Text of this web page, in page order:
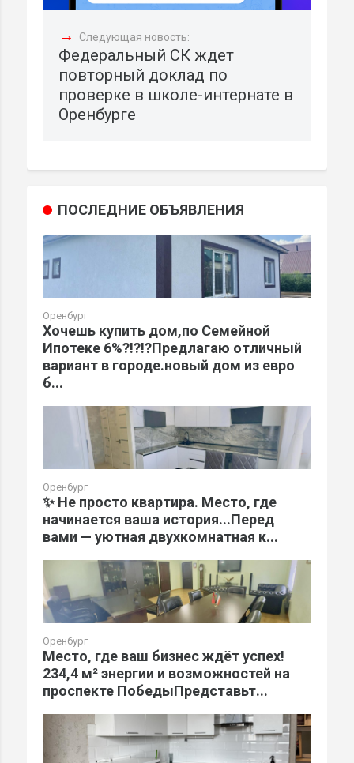
→ Следующая новость:
Федеральный СК ждет
повторный доклад по
проверке в школе-интернате в
Оренбурге
ПОСЛЕДНИЕ ОБЪЯВЛЕНИЯ
Оренбург
Хочешь купить дом,по Семейной
Ипотеке 6%?!?!?Предлагаю отличный
вариант в городе.новый дом из евро
б...
Оренбург
✨ Не просто квартира. Место, где
начинается ваша история...Перед
вами — уютная двухкомнатная к...
Оренбург
Место, где ваш бизнес ждёт успех!
234,4 м² энергии и возможностей на
проспекте ПобедыПредставьт...